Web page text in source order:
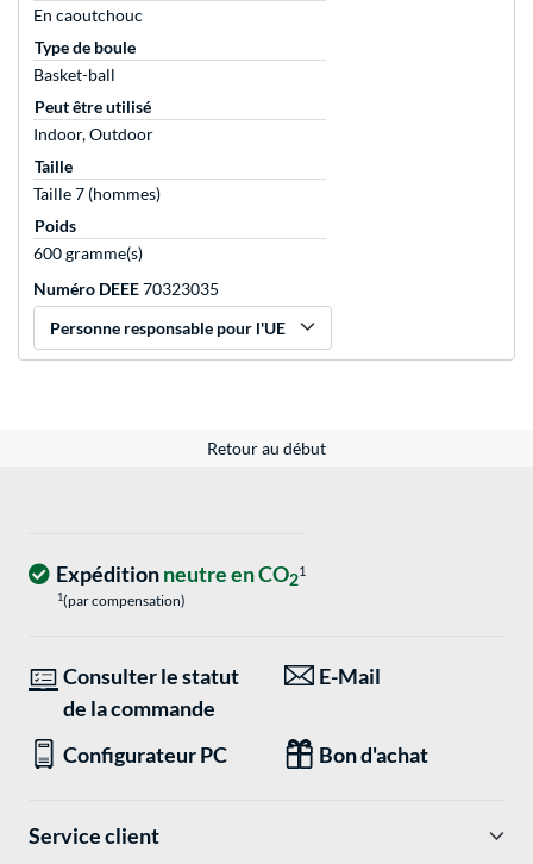
En caoutchouc
Type de boule
Basket-ball
Peut être utilisé
Indoor, Outdoor
Taille
Taille 7 (hommes)
Poids
600 gramme(s)
Numéro DEEE70323035
Personne responsable pour l'UE
Retour au début
Expéditionneutre en CO21
1(par compensation)
Consulter le statut
de la commande
E-Mail
Configurateur PC Bon d'achat
Service client